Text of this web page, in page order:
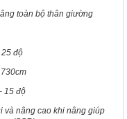
toàn bộ thân giường
25 độ
15 độ
và nâng cao khi nâng giúp